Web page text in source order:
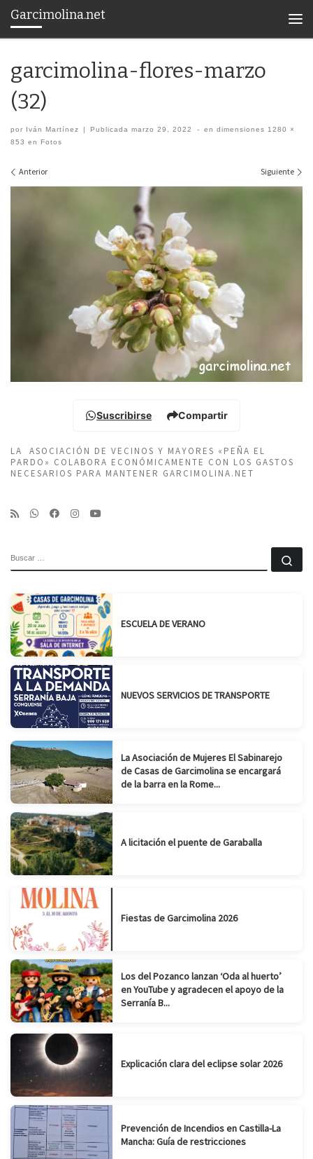
Saltar al contenido
Garcimolina.net
garcimolina-flores-marzo
(32)
por Iván Martínez | Publicadamarzo 29, 2022 - en dimensiones 1280 ×
853 en Fotos
Navegación de imágenes
Anterior Siguiente
Suscribirse Compartir
LA ASOCIACIÓN DE VECINOS Y MAYORES «PEÑA EL
PARDO» COLABORA ECONÓMICAMENTE CON LOS GASTOS
NECESARIOS PARA MANTENER GARCIMOLINA.NET
ESCUELA DE VERANO
NUEVOS SERVICIOS DE TRANSPORTE
La Asociación de Mujeres El Sabinarejo
de Casas de Garcimolina se encargará
de la barra en la Rome...
A licitación el puente de Garaballa
Fiestas de Garcimolina 2026
Los del Pozanco lanzan ‘Oda al huerto’
en YouTube y agradecen el apoyo de la
Serranía B...
Explicación clara del eclipse solar 2026
Prevención de Incendios en Castilla-La
Mancha: Guía de restricciones